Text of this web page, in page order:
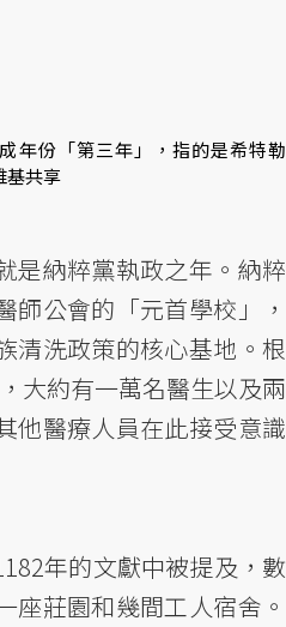
年份「第三年」，指的是希特勒
維基共享
是納粹黨執政之年。納粹
師公會的「元首學校」，
清洗政策的核心基地。根
大約有一萬名醫生以及兩
他醫療人員在此接受意識
年的文獻中被提及，數
座莊園和幾間工人宿舍。